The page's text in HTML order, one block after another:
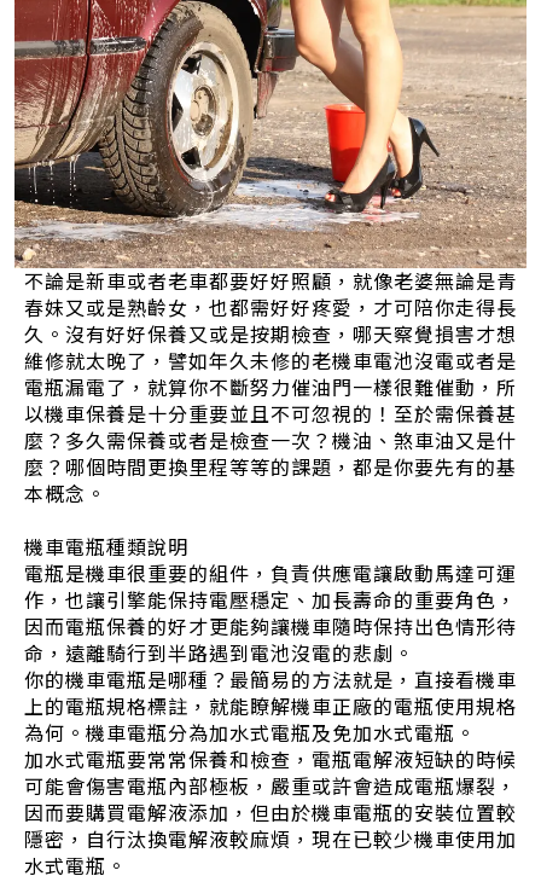
不論是新車或者老車都要好好照顧，就像老婆無論是青
春妹又或是熟齡女，也都需好好疼愛，才可陪你走得長
久。沒有好好保養又或是按期檢查，哪天察覺損害才想
維修就太晚了，譬如年久未修的老機車電池沒電或者是
電瓶漏電了，就算你不斷努力催油門一樣很難催動，所
以機車保養是十分重要並且不可忽視的！至於需保養甚
麼？多久需保養或者是檢查一次？機油、煞車油又是什
麼？哪個時間更換里程等等的課題，都是你要先有的基
本概念。
機車電瓶種類說明
電瓶是機車很重要的組件，負責供應電讓啟動馬達可運
作，也讓引擎能保持電壓穩定、加長壽命的重要角色，
因而電瓶保養的好才更能夠讓機車隨時保持出色情形待
命，遠離騎行到半路遇到電池沒電的悲劇。
你的機車電瓶是哪種？最簡易的方法就是，直接看機車
上的電瓶規格標註，就能瞭解機車正廠的電瓶使用規格
為何。機車電瓶分為加水式電瓶及免加水式電瓶。
加水式電瓶要常常保養和檢查，電瓶電解液短缺的時候
可能會傷害電瓶內部極板，嚴重或許會造成電瓶爆裂，
因而要購買電解液添加，但由於機車電瓶的安裝位置較
隱密，自行汰換電解液較麻煩，現在已較少機車使用加
水式電瓶。